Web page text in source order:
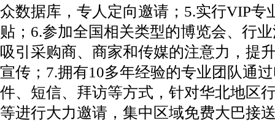
众数据库，专人定向邀请；5.实行VIP专
贴；6.参加全国相关类型的博览会、行
吸引采购商、商家和传媒的注意力，提
宣传；7.拥有10多年经验的专业团队通
件、短信、拜访等方式，针对华北地区
等进行大力邀请，集中区域免费大巴接